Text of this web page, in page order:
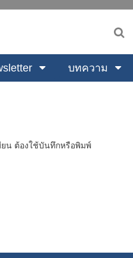
บทความ
น ต้องใช้บันทึกหรือพิมพ์